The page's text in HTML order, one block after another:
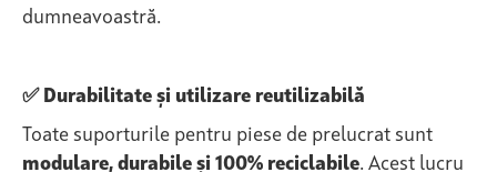
dumneavoastră.
✅ Durabilitate și utilizare reutilizabilă
Toate suporturile pentru piese de prelucrat sunt
modulare, durabile și 100% reciclabile. Acest lucru